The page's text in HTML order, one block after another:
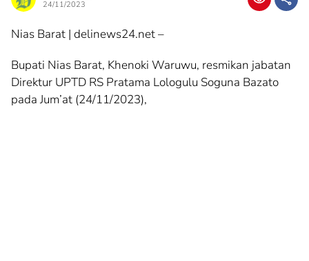
24/11/2023
Nias Barat | delinews24.net –
Bupati Nias Barat, Khenoki Waruwu, resmikan jabatan
Direktur UPTD RS Pratama Lologulu Soguna Bazato
pada Jum’at (24/11/2023),